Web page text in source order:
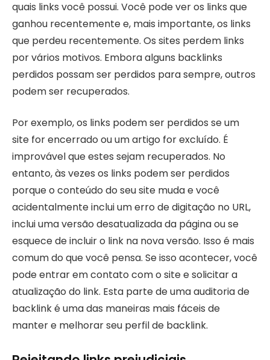
quais links você possui. Você pode ver os links que
ganhou recentemente e, mais importante, os links
que perdeu recentemente. Os sites perdem links
por vários motivos. Embora alguns backlinks
perdidos possam ser perdidos para sempre, outros
podem ser recuperados.
Por exemplo, os links podem ser perdidos se um
site for encerrado ou um artigo for excluído. É
improvável que estes sejam recuperados. No
entanto, às vezes os links podem ser perdidos
porque o conteúdo do seu site muda e você
acidentalmente inclui um erro de digitação no URL,
inclui uma versão desatualizada da página ou se
esquece de incluir o link na nova versão. Isso é mais
comum do que você pensa. Se isso acontecer, você
pode entrar em contato com o site e solicitar a
atualização do link. Esta parte de uma auditoria de
backlink é uma das maneiras mais fáceis de
manter e melhorar seu perfil de backlink.